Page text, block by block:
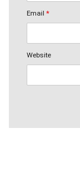
Email *
Website